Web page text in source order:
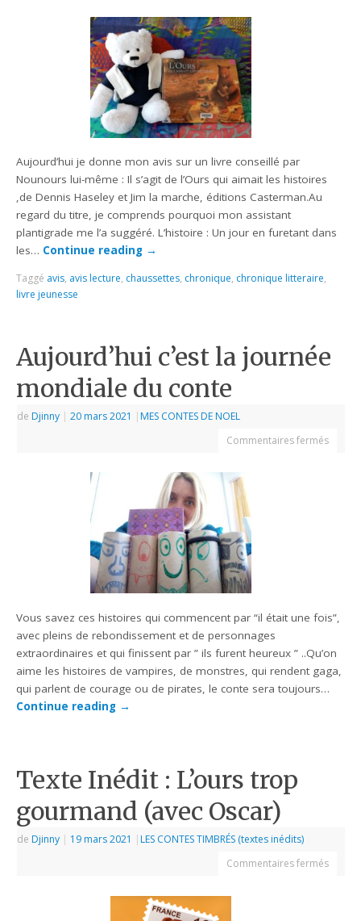
Aujourd’hui je donne mon avis sur un livre conseillé par
Nounours lui-même : Il s’agit de l’Ours qui aimait les histoires
,de Dennis Haseley et Jim la marche, éditions Casterman.Au
regard du titre, je comprends pourquoi mon assistant
plantigrade me l’a suggéré. L’histoire : Un jour en furetant dans
les… Continue reading →
Taggé avis, avis lecture, chaussettes, chronique, chronique litteraire,
livre jeunesse
Aujourd’hui c’est la journée
mondiale du conte
de Djinny | 20 mars 2021 | MES CONTES DE NOEL
Commentaires fermés
Vous savez ces histoires qui commencent par “il était une fois”,
avec pleins de rebondissement et de personnages
extraordinaires et qui finissent par ” ils furent heureux ” ..Qu’on
aime les histoires de vampires, de monstres, qui rendent gaga,
qui parlent de courage ou de pirates, le conte sera toujours…
Continue reading →
Texte Inédit : L’ours trop
gourmand (avec Oscar)
de Djinny | 19 mars 2021 | LES CONTES TIMBRÉS (textes inédits)
Commentaires fermés